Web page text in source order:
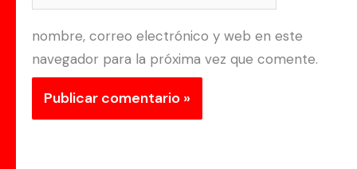
nombre, correo electrónico y web en este
navegador para la próxima vez que comente.